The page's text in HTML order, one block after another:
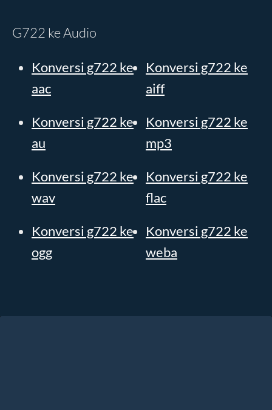
G722 ke Audio
Konversi g722 ke
aac
Konversi g722 ke
aiff
Konversi g722 ke
au
Konversi g722 ke
mp3
Konversi g722 ke
wav
Konversi g722 ke
flac
Konversi g722 ke
ogg
Konversi g722 ke
weba